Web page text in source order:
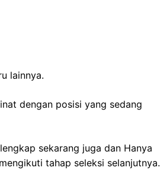
lainnya.
dengan posisi yang sedang
sekarang juga dan Hanya
tahap seleksi selanjutnya.